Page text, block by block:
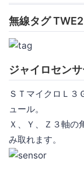
無線タグ
ジャイロセン
ＳＴマイクロＬ
ュール。
Ｘ、Ｙ、Ｚ３軸の
み取れます。